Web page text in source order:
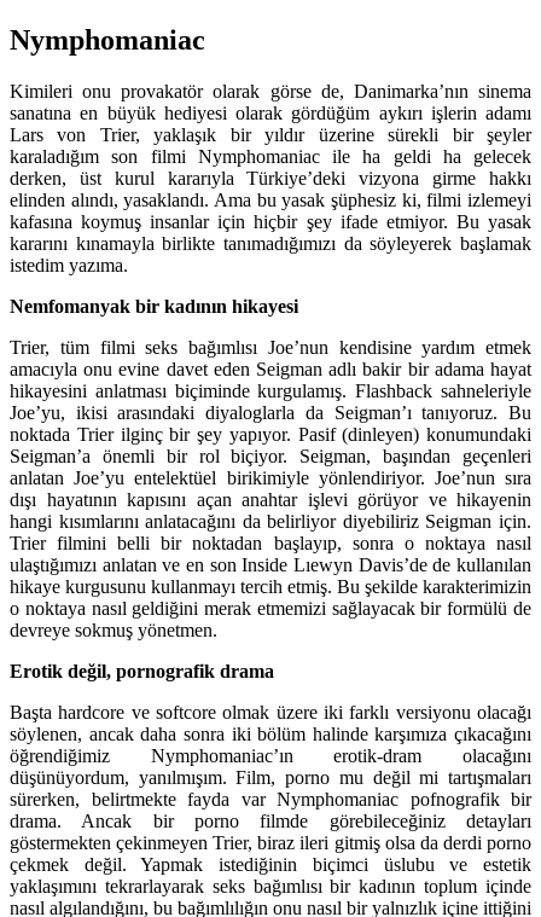
Nymphomaniac
Kimileri onu provakatör olarak görse de, Danimarka’nın sinema
sanatına en büyük hediyesi olarak gördüğüm aykırı işlerin adamı
Lars von Trier, yaklaşık bir yıldır üzerine sürekli bir şeyler
karaladığım son filmi Nymphomaniac ile ha geldi ha gelecek
derken, üst kurul kararıyla Türkiye’deki vizyona girme hakkı
elinden alındı, yasaklandı. Ama bu yasak şüphesiz ki, filmi izlemeyi
kafasına koymuş insanlar için hiçbir şey ifade etmiyor. Bu yasak
kararını kınamayla birlikte tanımadığımızı da söyleyerek başlamak
istedim yazıma.
Nemfomanyak bir kadının hikayesi
Trier, tüm filmi seks bağımlısı Joe’nun kendisine yardım etmek
amacıyla onu evine davet eden Seigman adlı bakir bir adama hayat
hikayesini anlatması biçiminde kurgulamış. Flashback sahneleriyle
Joe’yu, ikisi arasındaki diyaloglarla da Seigman’ı tanıyoruz. Bu
noktada Trier ilginç bir şey yapıyor. Pasif (dinleyen) konumundaki
Seigman’a önemli bir rol biçiyor. Seigman, başından geçenleri
anlatan Joe’yu entelektüel birikimiyle yönlendiriyor. Joe’nun sıra
dışı hayatının kapısını açan anahtar işlevi görüyor ve hikayenin
hangi kısımlarını anlatacağını da belirliyor diyebiliriz Seigman için.
Trier filmini belli bir noktadan başlayıp, sonra o noktaya nasıl
ulaştığımızı anlatan ve en son Inside Lıewyn Davis’de de kullanılan
hikaye kurgusunu kullanmayı tercih etmiş. Bu şekilde karakterimizin
o noktaya nasıl geldiğini merak etmemizi sağlayacak bir formülü de
devreye sokmuş yönetmen.
Erotik değil, pornografik drama
Başta hardcore ve softcore olmak üzere iki farklı versiyonu olacağı
söylenen, ancak daha sonra iki bölüm halinde karşımıza çıkacağını
öğrendiğimiz Nymphomaniac’ın erotik-dram olacağını
düşünüyordum, yanılmışım. Film, porno mu değil mi tartışmaları
sürerken, belirtmekte fayda var Nymphomaniac pofnografik bir
drama. Ancak bir porno filmde görebileceğiniz detayları
göstermekten çekinmeyen Trier, biraz ileri gitmiş olsa da derdi porno
çekmek değil. Yapmak istediğinin biçimci üslubu ve estetik
yaklaşımını tekrarlayarak seks bağımlısı bir kadının toplum içinde
nasıl algılandığını, bu bağımlılığın onu nasıl bir yalnızlık içine ittiğini